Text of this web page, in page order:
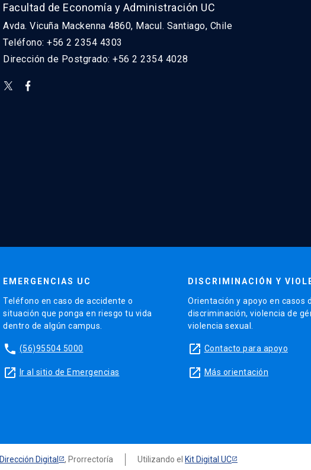
Facultad de Economía y Administración UC
Avda. Vicuña Mackenna 4860, Macul. Santiago, Chile
Teléfono: +56 2 2354 4303
Dirección de Postgrado: +56 2 2354 4028
EMERGENCIAS UC
Teléfono en caso de accidente o
situación que ponga en riesgo tu vida
dentro de algún campus.
phone (56)95504 5000
launch Ir al sitio de Emergencias
DISCRIMINACIÓN Y
Orientación y apoyo en casos
discriminación, violencia de
violencia sexual.
launch Contacto para apoyo
launch Más orientación
Dirección Digital , Prorrectoría Utilizando el Kit Digital UC